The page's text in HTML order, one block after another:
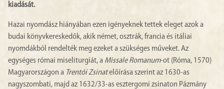
kiadását.
Hazai nyomdász hiányában ezen igényeknek tettek eleget azok a
budai könyvkereskedők, akik német, osztrák, francia és itáliai
nyomdákból rendelték meg ezeket a szükséges műveket. Az
egységes római miseliturgiát, a Missale Romanum-ot (Róma, 1570)
Magyarországon a Trentói Zsinatelőírása szerint az 1630-as
nagyszombati, majd az 1632/33-as esztergomi zsinaton Pázmány